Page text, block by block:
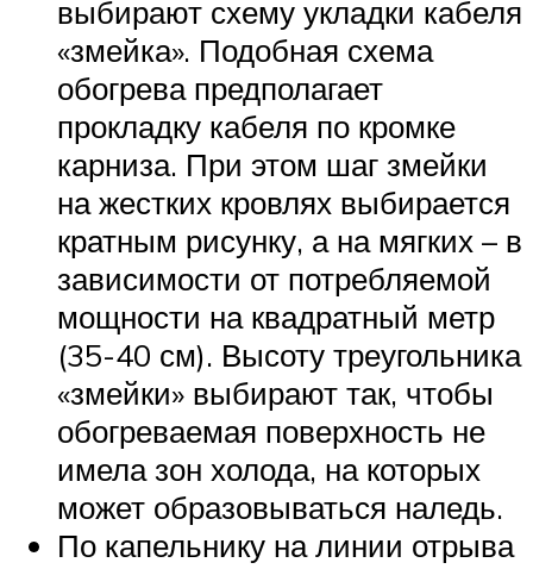
выбирают схему укладки кабеля
«змейка». Подобная схема
обогрева предполагает
прокладку кабеля по кромке
карниза. При этом шаг змейки
на жестких кровлях выбирается
кратным рисунку, а на мягких – в
зависимости от потребляемой
мощности на квадратный метр
(35-40 см). Высоту треугольника
«змейки» выбирают так, чтобы
обогреваемая поверхность не
имела зон холода, на которых
может образовываться наледь.
По капельнику на линии отрыва